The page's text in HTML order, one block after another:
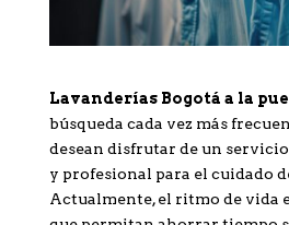
Lavanderías Bogotá a la
búsqueda cada vez más
desean disfrutar de un
y profesional para el cuidado
Actualmente, el ritmo de vida